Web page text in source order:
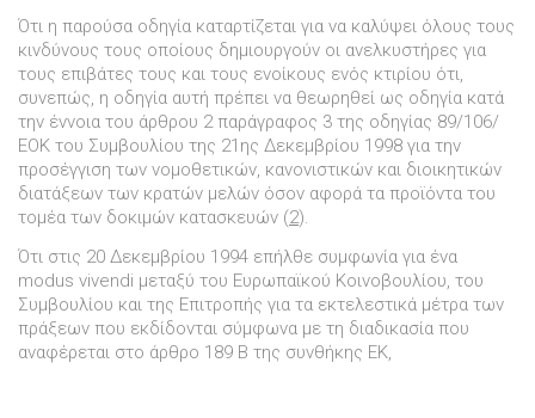
Ότι η παρούσα οδηγία καταρτίζεται για να καλύψει όλους τους
κινδύνους τους οποίους δηµιουργούν οι ανελκυστήρες για
τους επιβάτες τους και τους ενοίκους ενός κτιρίου ότι,
συνεπώς, η οδηγία αυτή πρέπει να θεωρηθεί ως οδηγία κατά
την έννοια του άρθρου 2 παράγραφος 3 της οδηγίας 89/106/
ΕΟΚ του Συµβουλίου της 21ης ∆εκεµβρίου 1998 για την
προσέγγιση των νοµοθετικών, κανονιστικών και διοικητικών
διατάξεων των κρατών µελών όσον αφορά τα προϊόντα του
τοµέα των δοκιµών κατασκευών (2).
Ότι στις 20 ∆εκεµβρίου 1994 επήλθε συµφωνία για ένα
modus vivendi µεταξύ του Ευρωπαϊκού Κοινοβουλίου, του
Συµβουλίου και της Επιτροπής για τα εκτελεστικά µέτρα των
πράξεων που εκδίδονται σύµφωνα µε τη διαδικασία που
αναφέρεται στο άρθρο 189 Β της συνθήκης ΕΚ,